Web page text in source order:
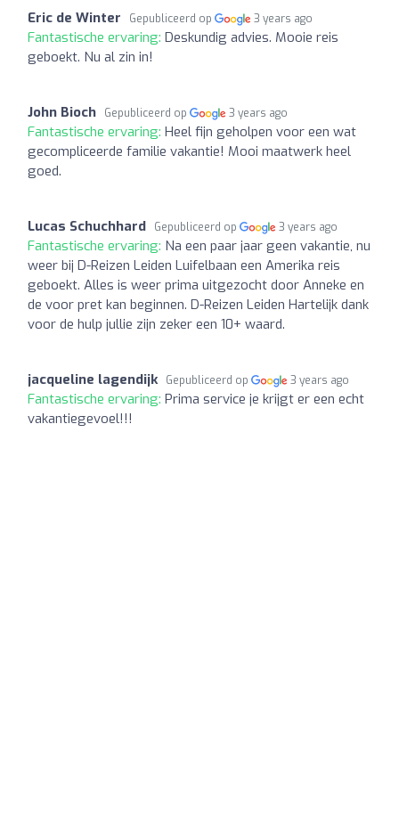
Eric de Winter Gepubliceerd op 3 years ago
Fantastische ervaring: Deskundig advies. Mooie reis
geboekt. Nu al zin in!
John Bioch Gepubliceerd op 3 years ago
Fantastische ervaring: Heel fijn geholpen voor een wat
gecompliceerde familie vakantie! Mooi maatwerk heel
goed.
Lucas Schuchhard Gepubliceerd op 3 years ago
Fantastische ervaring: Na een paar jaar geen vakantie, nu
weer bij D-Reizen Leiden Luifelbaan een Amerika reis
geboekt. Alles is weer prima uitgezocht door Anneke en
de voor pret kan beginnen. D-Reizen Leiden Hartelijk dank
voor de hulp jullie zijn zeker een 10+ waard.
jacqueline lagendijk Gepubliceerd op 3 years ago
Fantastische ervaring: Prima service je krijgt er een echt
vakantiegevoel!!!